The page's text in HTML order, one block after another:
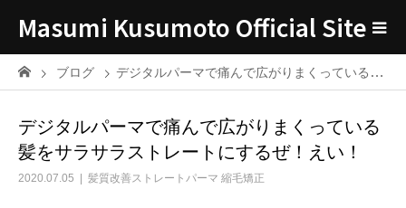
Masumi Kusumoto Official Site
ブログ デジタルパーマで痛んで広がりまくっている髪をサラサラストレートにするぜ！えい！
デジタルパーマで痛んで広がりまくっている
髪をサラサラストレートにするぜ！えい！
2020.07.05 髪質改善ストレートパーマ 縮毛矯正